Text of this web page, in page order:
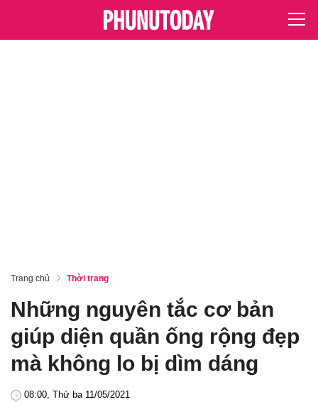
Trang chủ Thời trang
Những nguyên tắc cơ bản
giúp diện quần ống rộng đẹp
mà không lo bị dìm dáng
08:00, Thứ ba 11/05/2021